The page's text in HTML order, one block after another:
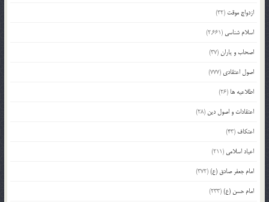
ازدواج موقت (32)
اسلام شناسی (2,661)
اصحاب و یاران(37)
اصول اعتقادی (777)
اطلاعیه ها (26)
اعتقادات و اصول دین (28)
اعتکاف (43)
اعیاد اسلامی (211)
امام جعفر صادق (ع)(372)
امام حسن (ع)(233)